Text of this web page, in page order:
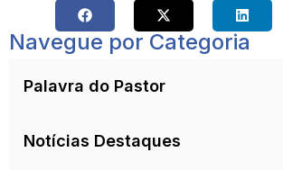
Navegue por Categoria
Palavra do Pastor
Notícias Destaques